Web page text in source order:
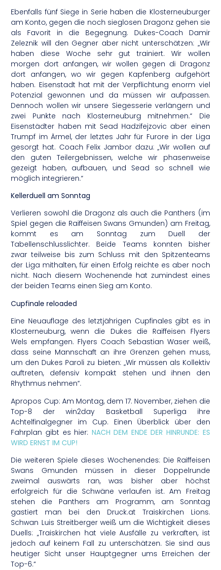
Ebenfalls fünf Siege in Serie haben die Klosterneuburger
am Konto, gegen die noch sieglosen Dragonz gehen sie
als Favorit in die Begegnung. Dukes-Coach Damir
Zeleznik will den Gegner aber nicht unterschätzen: „Wir
haben diese Woche sehr gut trainiert. Wir wollen
morgen dort anfangen, wir wollen gegen di Dragonz
dort anfangen, wo wir gegen Kapfenberg aufgehört
haben. Eisenstadt hat mit der Verpflichtung enorm viel
Potenzial gewonnen und da müssen wir aufpassen.
Dennoch wollen wir unsere Siegesserie verlängern und
zwei Punkte nach Klosterneuburg mitnehmen.“ Die
Eisenstädter haben mit Sead Hadzifejzovic aber einen
Trumpf im Ärmel, der letztes Jahr für Furore in der Liga
gesorgt hat. Coach Felix Jambor dazu: „Wir wollen auf
den guten Teilergebnissen, welche wir phasenweise
gezeigt haben, aufbauen, und Sead so schnell wie
möglich integrieren.“
Kellerduell am Sonntag
Verlieren sowohl die Dragonz als auch die Panthers (im
Spiel gegen die Raiffeisen Swans Gmunden) am Freitag,
kommt es am Sonntag zum Duell der
Tabellenschlusslichter. Beide Teams konnten bisher
zwar teilweise bis zum Schluss mit den Spitzenteams
der Liga mithalten, für einen Erfolg reichte es aber noch
nicht. Nach diesem Wochenende hat zumindest eines
der beiden Teams einen Sieg am Konto.
Cupfinale reloaded
Eine Neuauflage des letztjährigen Cupfinales gibt es in
Klosterneuburg, wenn die Dukes die Raiffeisen Flyers
Wels empfangen. Flyers Coach Sebastian Waser weiß,
dass seine Mannschaft an ihre Grenzen gehen muss,
um den Dukes Paroli zu bieten: „Wir müssen als Kollektiv
auftreten, defensiv kompakt stehen und ihnen den
Rhythmus nehmen“.
Apropos Cup: Am Montag, dem 17. November, ziehen die
Top-8 der win2day Basketball Superliga ihre
Achtelfinalgegner im Cup. Einen Überblick über den
Fahrplan gibt es hier: NACH DEM ENDE DER HINRUNDE: ES
WIRD ERNST IM CUP!
Die weiteren Spiele dieses Wochenendes: Die Raiffeisen
Swans Gmunden müssen in dieser Doppelrunde
zweimal auswärts ran, was bisher aber höchst
erfolgreich für die Schwäne verlaufen ist. Am Freitag
stehen die Panthers am Programm, am Sonntag
gastiert man bei den Druck.at Traiskirchen Lions.
Schwan Luis Streitberger weiß um die Wichtigkeit dieses
Duells: „Traiskirchen hat viele Ausfälle zu verkraften, ist
jedoch auf keinem Fall zu unterschätzen. Sie sind aus
heutiger Sicht unser Hauptgegner ums Erreichen der
Top-6.“